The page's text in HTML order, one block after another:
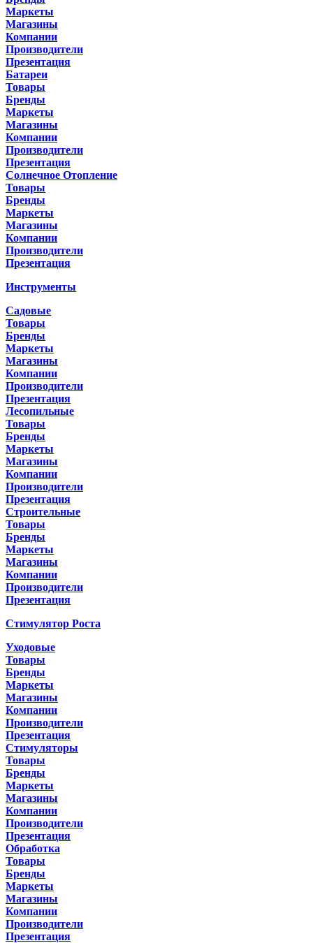
Маркеты
Магазины
Компании
Производители
Презентация
Батареи
Товары
Бренды
Маркеты
Магазины
Компании
Производители
Презентация
Солнечное Отопление
Товары
Бренды
Маркеты
Магазины
Компании
Производители
Презентация
Инструменты
Садовые
Товары
Бренды
Маркеты
Магазины
Компании
Производители
Презентация
Лесопильные
Товары
Бренды
Маркеты
Магазины
Компании
Производители
Презентация
Строительные
Товары
Бренды
Маркеты
Магазины
Компании
Производители
Презентация
Стимулятор Роста
Уходовые
Товары
Бренды
Маркеты
Магазины
Компании
Производители
Презентация
Стимуляторы
Товары
Бренды
Маркеты
Магазины
Компании
Производители
Презентация
Обработка
Товары
Бренды
Маркеты
Магазины
Компании
Производители
Презентация